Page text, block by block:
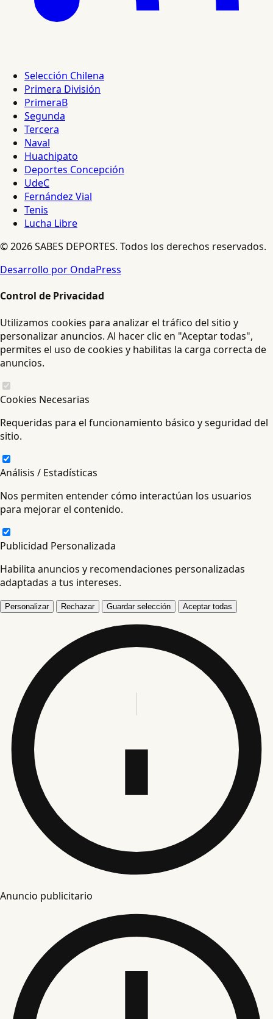
Selección Chilena
Primera División
PrimeraB
Segunda
Tercera
Naval
Huachipato
Deportes Concepción
UdeC
Fernández Vial
Tenis
Lucha Libre
© 2026 SABES DEPORTES. Todos los derechos reservados.
Desarrollo por OndaPress
Control de Privacidad
Utilizamos cookies para analizar el tráfico del sitio y
personalizar anuncios. Al hacer clic en "Aceptar todas",
permites el uso de cookies y habilitas la carga correcta de
anuncios.
Cookies Necesarias
Requeridas para el funcionamiento básico y seguridad del
sitio.
Análisis / Estadísticas
Nos permiten entender cómo interactúan los usuarios
para mejorar el contenido.
Publicidad Personalizada
Habilita anuncios y recomendaciones personalizadas
adaptadas a tus intereses.
Personalizar Rechazar Guardar selección Aceptar todas
Anuncio publicitario